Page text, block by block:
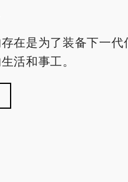
在是为了装备下一
活和事工。